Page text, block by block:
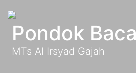
Pondok Baca
MTs Al Irsyad Gajah